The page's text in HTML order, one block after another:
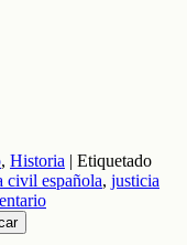
, Historia | Etiquetado
civil española, justicia